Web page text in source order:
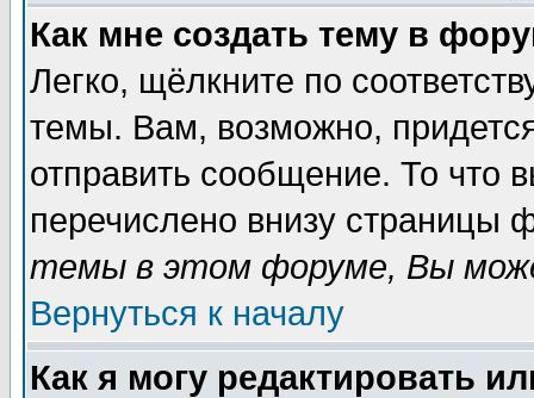
Как мне создать тему в
Легко, щёлкните по
темы. Вам, возможно,
отправить сообщение. То что
перечислено внизу страницы
темы в этом форуме, Вы
Вернуться к началу
Как я могу редактировать